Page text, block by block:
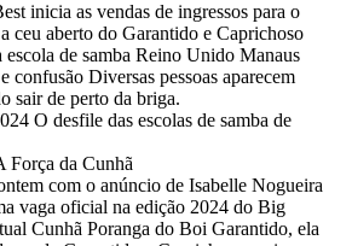
inicia as vendas de ingressos para o
ceu aberto do Garantido e Caprichoso
escola de samba Reino Unido Manaus
confusão Diversas pessoas aparecem
sair de perto da briga.
O desfile das escolas de samba de
Força da Cunhã
com o anúncio de Isabelle Nogueira
vaga oficial na edição 2024 do Big
Cunhã Poranga do Boi Garantido, ela